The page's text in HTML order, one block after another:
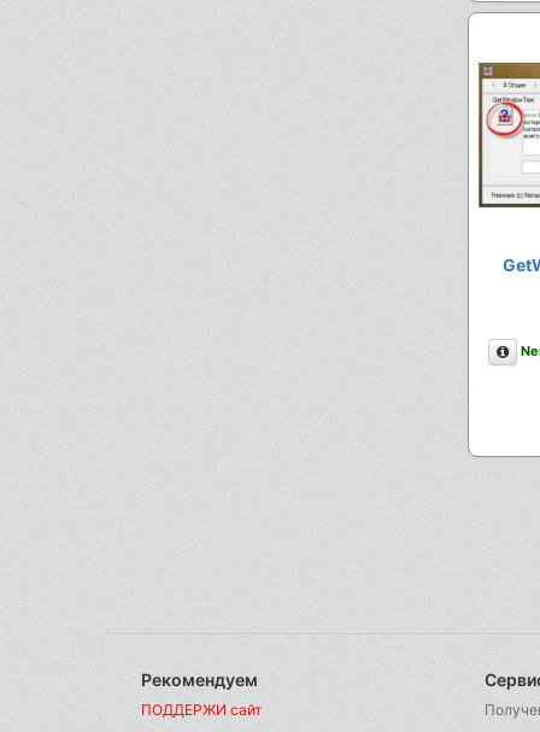
Рекомендуем
ПОДДЕРЖИ сайт